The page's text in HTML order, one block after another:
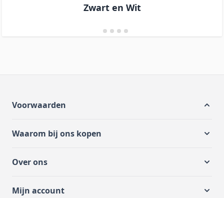
Zwart en Wit
Voorwaarden
Waarom bij ons kopen
Over ons
Mijn account